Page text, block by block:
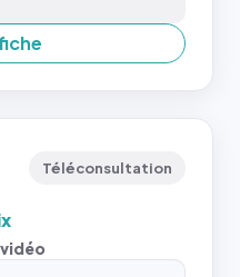
Téléconsultation